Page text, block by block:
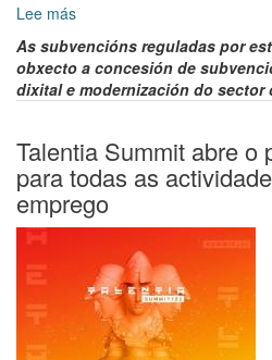
Lee más
PARA
A
TRANSFORMACION
E
MODERNIZACION
DO
SECTOR
COMERCIAL
ARTESANAL
As subvencións reguladas por
obxecto a concesión de
dixital e modernización do sector
Talentia Summit abre o
para todas as
emprego